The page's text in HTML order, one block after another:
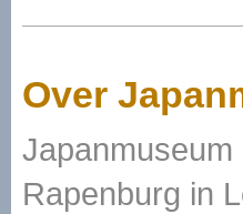
Over
Rapenburg in